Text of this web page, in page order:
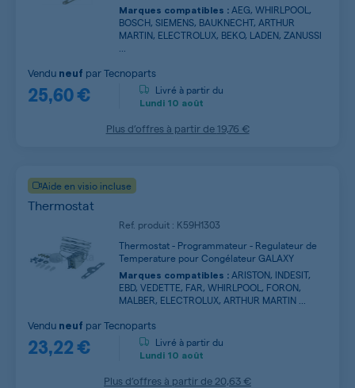
Marques compatibles : AEG, WHIRLPOOL,
BOSCH, SIEMENS, BAUKNECHT, ARTHUR
MARTIN, ELECTROLUX, BEKO, LADEN, ZANUSSI
25,60 €
Vendu neuf parTecnoparts
Livré à partir du
Lundi 10 août
Plus d’offres à partir de19,76 €
Aide en visio incluse
Thermostat
Ref. produit : K59H1303
Thermostat - Programmateur - Regulateur de
Temperature pour Congélateur GALAXY
Marques compatibles : ARISTON, INDESIT,
EBD, VEDETTE, FAR, WHIRLPOOL, FORON,
MALBER, ELECTROLUX, ARTHUR MARTIN ...
23,22 €
Vendu neuf parTecnoparts
Livré à partir du
Lundi 10 août
Plus d’offres à partir de 20,63 €